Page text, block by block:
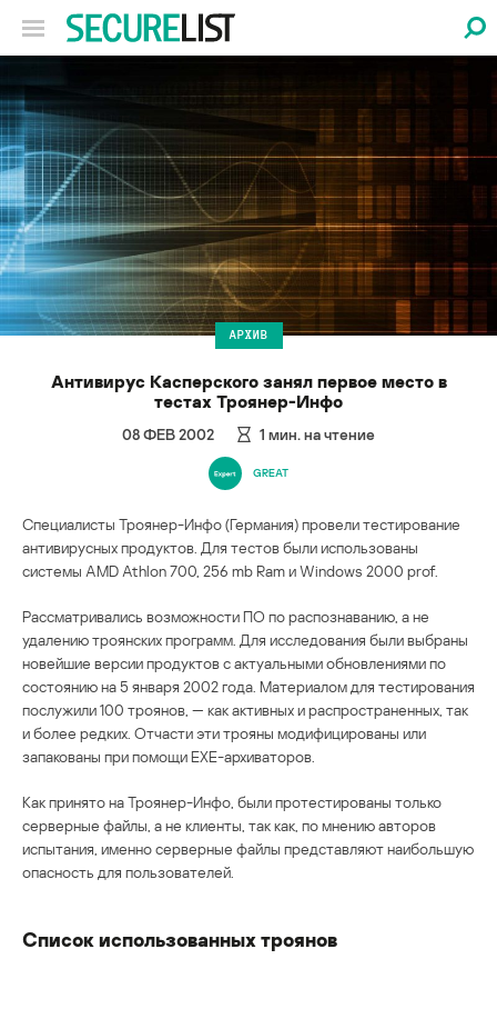
АРХИВ
Антивирус Касперского занял первое место в
тестах Троянер-Инфо
08 ФЕВ 2002 1 мин. на чтение
GREAT
Специалисты Троянер-Инфо (Германия) провели тестирование
антивирусных продуктов. Для тестов были использованы
системы AMD Athlon 700, 256 mb Ram и Windows 2000 prof.
Рассматривались возможности ПО по распознаванию, а не
удалению троянских программ. Для исследования были выбраны
новейшие версии продуктов с актуальными обновлениями по
состоянию на 5 января 2002 года. Материалом для тестирования
послужили 100 троянов, — как активных и распространенных, так
и более редких. Отчасти эти трояны модифицированы или
запакованы при помощи EXE-архиваторов.
Как принято на Троянер-Инфо, были протестированы только
серверные файлы, а не клиенты, так как, по мнению авторов
испытания, именно серверные файлы представляют наибольшую
опасность для пользователей.
Список использованных троянов